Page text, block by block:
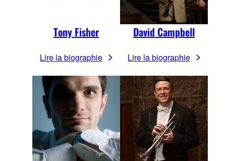
Tony Fisher
Lire la biographie
David Campbell
Lire la biographie